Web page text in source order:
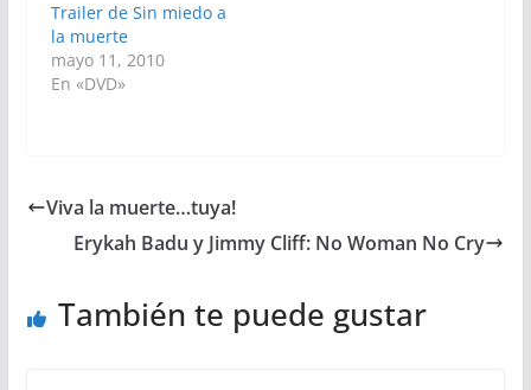
Trailer de Sin miedo a
la muerte
mayo 11, 2010
En «DVD»
Viva la muerte…tuya!
Erykah Badu y Jimmy Cliff: No Woman No Cry
También te puede gustar